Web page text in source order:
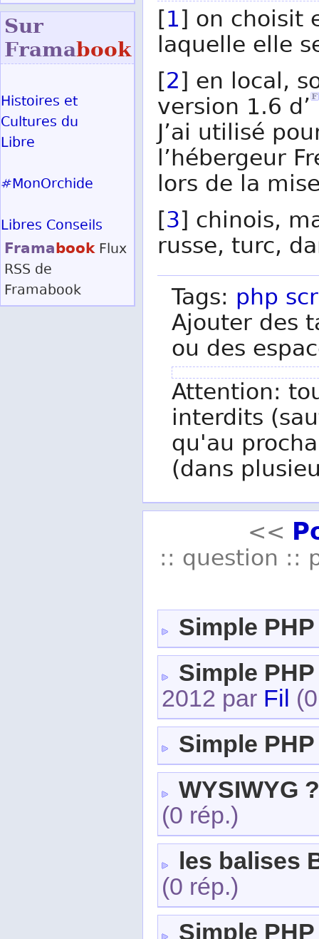
[1] on choisit
laquelle elle
[2] en local,
version 1.6 d’
J’ai utilisé
l’hébergeur
lors de la
[3] chinois,
russe, turc,
Tags: php
Ajouter des
ou des
Attention:
interdits
qu'au
(dans
<<
:: question ::
Simple
Simple
2012 par Fil
Simple
WYSIWYG ?
(0 rép.)
les balises
(0 rép.)
Simple
Sur
Framabook
Histoires et
Cultures du
Libre
#MonOrchide
Libres Conseils
Framabook Flux
RSS de
Framabook